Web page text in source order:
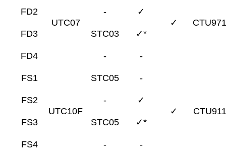
UTC07 ✓
FD2 - ✓
FD3 STC03 ✓*
FD4 - -
FS1
UTC10F
STC05 -
✓
FS2 - ✓
FS3 STC05 ✓*
FS4 - -